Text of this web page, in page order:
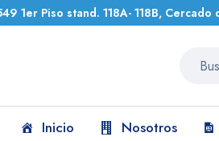
1er Piso stand. 118A- 118B,
Inicio Nosotros